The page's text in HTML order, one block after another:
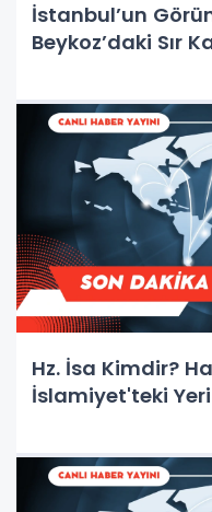
İstanbul’un
Beykoz’daki Sır
Hz. İsa Kimdir?
İslamiyet'teki Yeri